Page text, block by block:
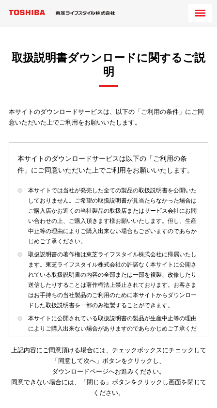
取扱説明書ダウンロードに関するご説
明
本サイトのダウンロードサービスは、以下の「ご利用の条件」にご同
意いただいた上でご利用をお願いいたします。
本サイトのダウンロードサービスは以下の「ご利用の条
件」にご同意いただいた上でご利用をお願いいたします。
本サイトでは当社が発売した全ての製品の取扱説明書を公開いた
しておりません。ご希望の取扱説明書が見当たらなかった場合は
ご購入店かお近くの当社製品の取扱店またはサービス会社にお問
い合わせの上、ご購入頂きます様お願いいたします。但し、生産
中止等の理由によりご購入出来ない場合もございますのであらか
じめご了承ください。
取扱説明書の著作権は東芝ライフスタイル株式会社に帰属いたし
ます。東芝ライフスタイル株式会社の許諾なく本サイトに公開さ
れている取扱説明書の内容の全部または一部を複製、改修したり
送信したりすることは著作権法上禁止されております。お客さま
はお手持ちの当社製品のご利用のために本サイトからダウンロー
ドした取扱説明書を一部のみ複製することができます。
本サイトに公開されている取扱説明書の製品が生産中止等の理由
によりご購入出来ない場合がありますのであらかじめご了承くだ
本サイトに公開されている取扱説明書は、製品が発売された時点
のものを掲載しております。従いまして本サイトに掲載されてい
る取扱説明書の記載内容とお客さまがお持ちの製品の仕様がその
後のマイナーチェンジ等で変更になる場合がございます。本サイ
トに公開されている取扱説明書の内容とお手持ちの製品の仕様に
上記内容にご同意頂ける場合には、チェックボックスにチェックして
「同意して次へ」ボタンをクリックし、
ダウンロードページへお進みください。
同意できない場合には、「閉じる」ボタンをクリックし画面を閉じて
ください。